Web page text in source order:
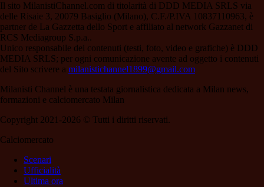
Il sito MilanistiChannel.com di titolarità di DDD MEDIA SRLS via
delle Risaie 3, 20079 Basiglio (Milano), C.F./P.IVA 10837110963, è
partner de La Gazzetta dello Sport e affiliato al network Gazzanet di
RCS Mediagroup S.p.a..
Unico responsabile dei contenuti (testi, foto, video e grafiche) è DDD
MEDIA SRLS; per ogni comunicazione avente ad oggetto i contenuti
del Sito scrivere a milanistichannel1899@gmail.com
Milanisti Channel è una testata giornalistica dedicata a Milan news,
formazioni e calciomercato Milan
Copyright 2021-2026 © Tutti i diritti riservati.
Calciomercato
Scenari
Ufficialità
Ultima ora